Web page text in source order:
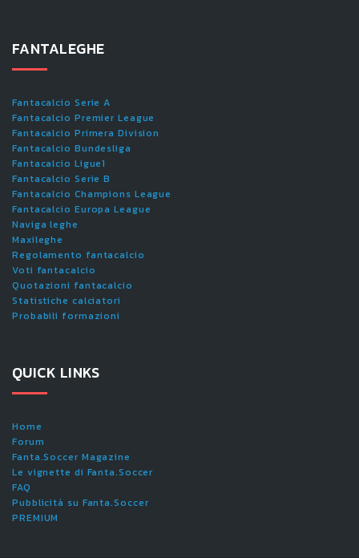
FANTALEGHE
Fantacalcio Serie A
Fantacalcio Premier League
Fantacalcio Primera Division
Fantacalcio Bundesliga
Fantacalcio Ligue1
Fantacalcio Serie B
Fantacalcio Champions League
Fantacalcio Europa League
Naviga leghe
Maxileghe
Regolamento fantacalcio
Voti fantacalcio
Quotazioni fantacalcio
Statistiche calciatori
Probabili formazioni
QUICK LINKS
Home
Forum
Fanta.Soccer Magazine
Le vignette di Fanta.Soccer
FAQ
Pubblicità su Fanta.Soccer
PREMIUM